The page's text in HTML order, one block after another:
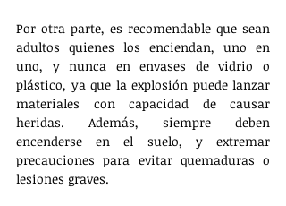
Por otra parte, es recomendable que sean
adultos quienes los enciendan, uno en
uno, y nunca en envases de vidrio o
plástico, ya que la explosión puede lanzar
materiales con capacidad de causar
heridas. Además, siempre deben
encenderse en el suelo, y extremar
precauciones para evitar quemaduras o
lesiones graves.